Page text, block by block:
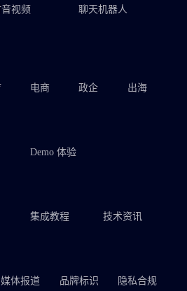
视频
聊天机器人
电商 政企 出海
Demo 体验
集成教程 技术资讯
媒体报道 品牌标识
隐私合规